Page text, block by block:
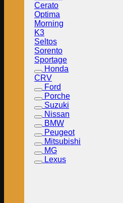
Cerato
Optima
Morning
K3
Seltos
Sorento
Sportage
Honda
CRV
Ford
Porche
Suzuki
Nissan
BMW
Peugeot
Mitsubishi
MG
Lexus